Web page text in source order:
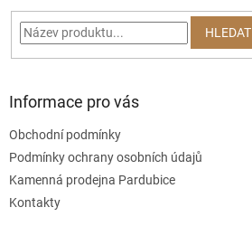
HLEDAT
Informace pro vás
Obchodní podmínky
Podmínky ochrany osobních údajů
Kamenná prodejna Pardubice
Kontakty